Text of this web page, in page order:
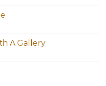
A Gallery